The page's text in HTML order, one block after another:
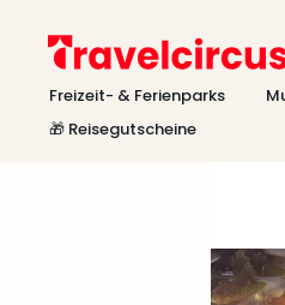
Freizeit- & Ferienparks
🎁 Reisegutscheine